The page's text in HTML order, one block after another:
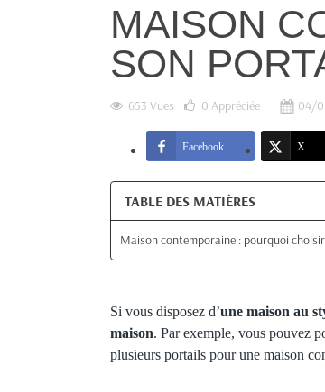
MAISON
SON
653 Vues 0 Appréciée 04/
Facebook X
TABLE DES MATIÈRES
Maison contemporaine : pourquoi choisir
Si vous disposez d’une maison au
maison. Par exemple, vous pouvez
plusieurs portails pour une maison